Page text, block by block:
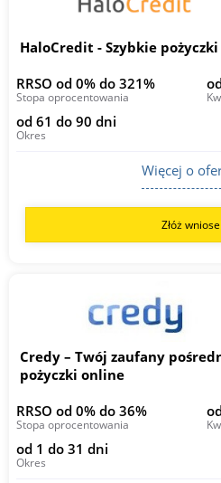
HaloCredit - Szybkie pożyczki
RRSO od 0% do 321%
Stopa oprocentowania
od 61 do 90 dni
Okres
Więcej o
Złóż
Credy – Twój zaufany
pożyczki online
RRSO od 0% do 36%
Stopa oprocentowania
od 1 do 31 dni
Okres